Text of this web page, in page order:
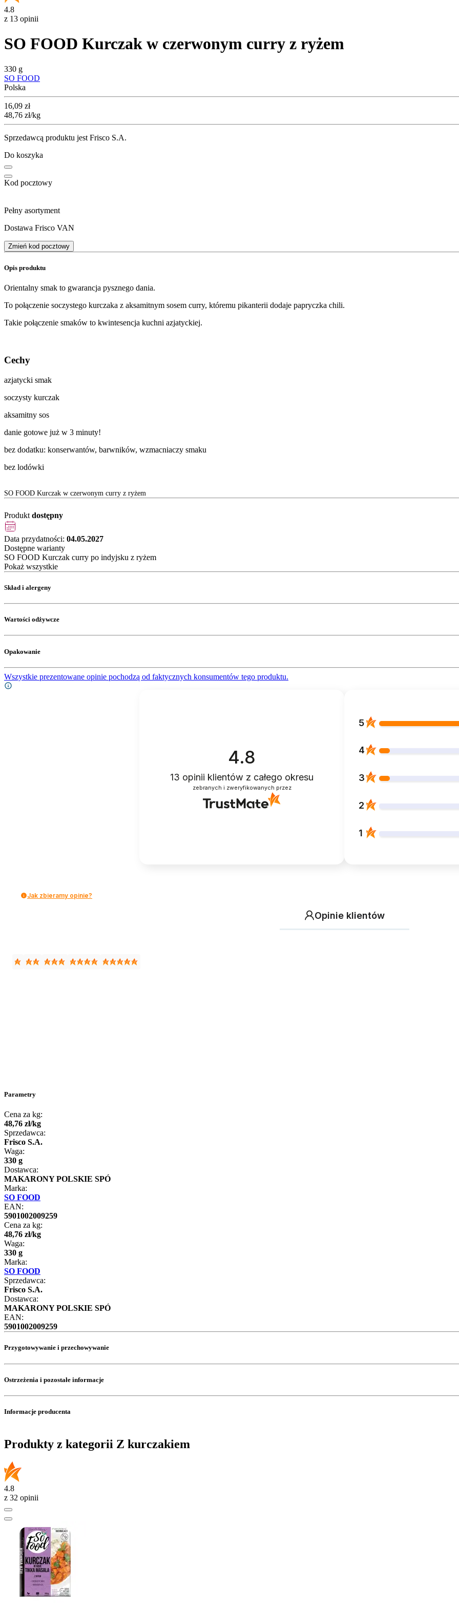
4.8
z 13 opinii
SO FOOD Kurczak w czerwonym curry z ryżem
330 g
SO FOOD
Polska
Cena
16,09 zł
48,76 zł/kg
Sprzedawcą produktu jest Frisco S.A.
Do koszyka
Kod pocztowy
Pełny asortyment
Dostawa Frisco VAN
Zmień kod pocztowy
Opis produktu
Orientalny smak to gwarancja pysznego dania.
To połączenie soczystego kurczaka z aksamitnym sosem curry, któremu pikanterii dodaje papryczka chili.
Takie połączenie smaków to kwintesencja kuchni azjatyckiej.
Cechy
azjatycki smak
soczysty kurczak
aksamitny sos
danie gotowe już w 3 minuty!
bez dodatku: konserwantów, barwników, wzmacniaczy smaku
bez lodówki
SO FOOD Kurczak w czerwonym curry z ryżem
Produkt dostępny
Data przydatności: 04.05.2027
Dostępne warianty
SO FOOD Kurczak curry po indyjsku z ryżem
Pokaż wszystkie
Skład i alergeny
Wartości odżywcze
Opakowanie
Wszystkie prezentowane opinie pochodzą od faktycznych konsumentów tego produktu.
4.8
13 opinii klientów z całego okresu
zebranych i zweryfikowanych przez
5
4
3
2
1
Jak zbieramy opinie?
Opinie klientów
Parametry
Cena za kg:
48,76 zł/kg
Sprzedawca:
Frisco S.A.
Waga:
330 g
Dostawca:
MAKARONY POLSKIE SPÓ
Marka:
SO FOOD
EAN:
5901002009259
Cena za kg:
48,76 zł/kg
Waga:
330 g
Marka:
SO FOOD
Sprzedawca:
Frisco S.A.
Dostawca:
MAKARONY POLSKIE SPÓ
EAN:
5901002009259
Przygotowywanie i przechowywanie
Ostrzeżenia i pozostałe informacje
Informacje producenta
Produkty z kategorii Z kurczakiem
4.8
z 32 opinii